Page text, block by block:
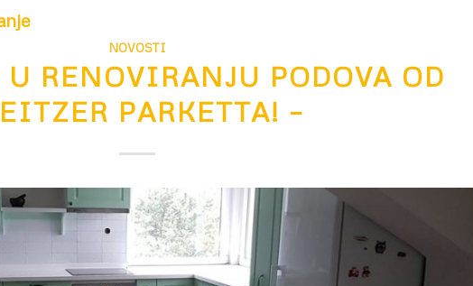
NOVOSTI
RENOVIRANJU PODOVA OD
PARKETTA! –